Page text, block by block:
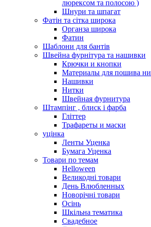
люрексом та полосою )
Шнури та шпагат
Фатін та сітка широка
Органза широка
Фатин
Шаблони для бантів
Швейна фурнітура та нашивки
Крючки и кнопки
Материалы для пошива
Нашивки
Нитки
Швейная фурнитура
Штампінг , блиск і фарба
Гліттер
Трафареты и маски
уцінка
Ленты Уценка
Бумага Уценка
Товари по темам
Helloween
Великодні товари
День Влюбленных
Новорічні товари
Осінь
Шкільна тематика
Свадебное